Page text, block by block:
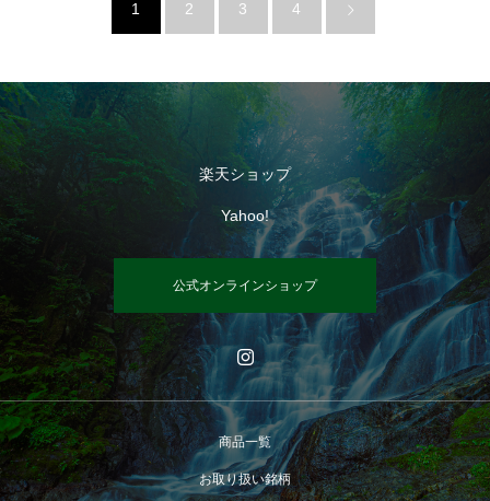
1 2 3 4
楽天ショップ
Yahoo!
公式オンラインショップ
商品一覧
お取り扱い銘柄